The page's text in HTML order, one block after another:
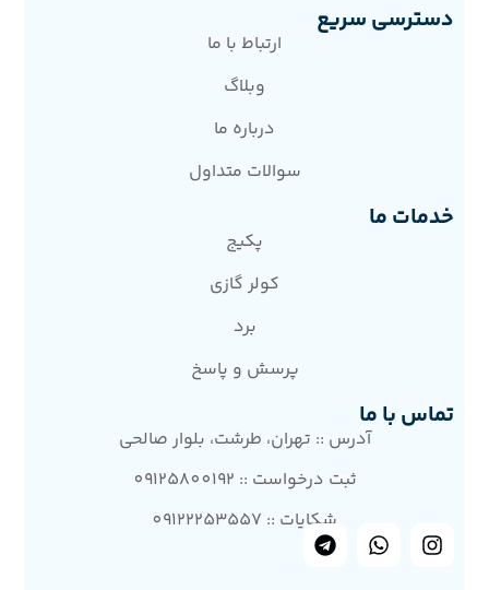
دسترسی سریع
ارتباط با ما
وبلاگ
درباره ما
سوالات متداول
خدمات ما
پکیج
کولر گازی
برد
پرسش و پاسخ
تماس با ما
آدرس :: تهران، طرشت، بلوار صالحی
ثبت درخواست :: 09125800192
شکایات :: 09122253557